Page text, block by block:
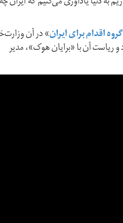
گروه اقدام برای ایران» در آن
ریاست آن با «برایان هوک»، مدیر